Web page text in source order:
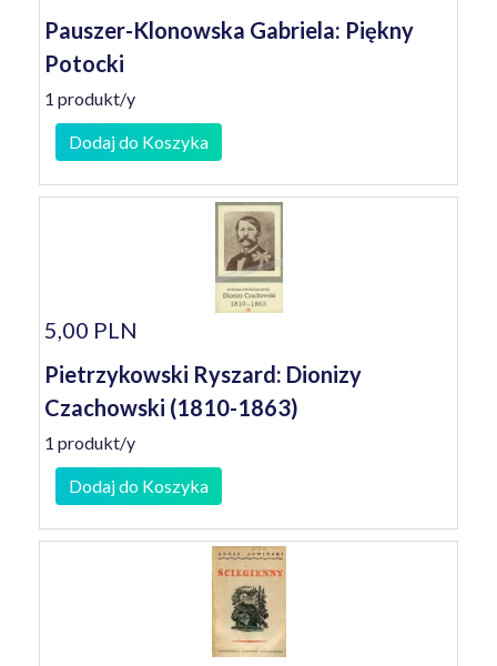
Pauszer-Klonowska Gabriela: Piękny
Potocki
1 produkt/y
Dodaj do Koszyka
5,00 PLN
Pietrzykowski Ryszard: Dionizy
Czachowski (1810-1863)
1 produkt/y
Dodaj do Koszyka